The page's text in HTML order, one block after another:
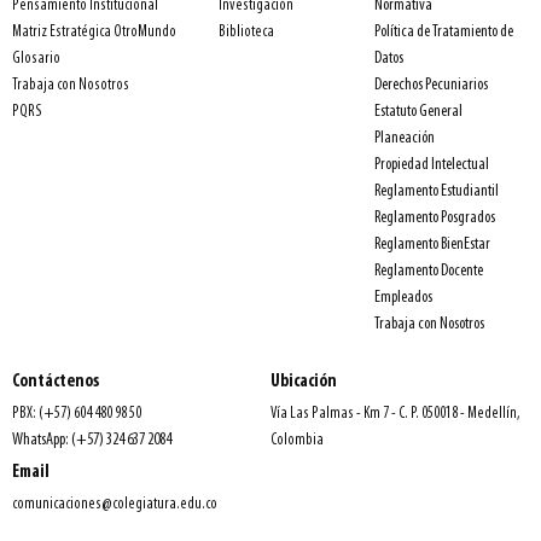
Pensamiento Institucional
Matriz Estratégica OtroMundo
Glosario
Trabaja con Nosotros
PQRS
Investigación
Biblioteca
Normativa
Política de Tratamiento de
Datos
Derechos Pecuniarios
Estatuto General
Planeación
Propiedad Intelectual
Reglamento Estudiantil
Reglamento Posgrados
Reglamento BienEstar
Reglamento Docente
Empleados
Trabaja con Nosotros
Contáctenos
PBX: (+57) 604 480 98 50
WhatsApp: (+57) 324 637 2084
Email
comunicaciones@colegiatura.edu.co
Ubicación
Vía Las Palmas - Km 7 - C. P. 050018 - Medellín,
Colombia